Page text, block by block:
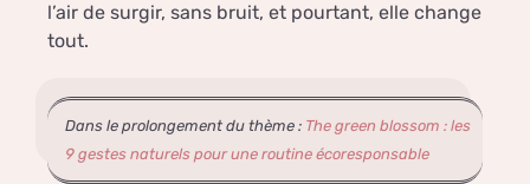
l’air de surgir, sans bruit, et pourtant, elle change
tout.
Dans le prolongement du thème : The green blossom : les
9 gestes naturels pour une routine écoresponsable